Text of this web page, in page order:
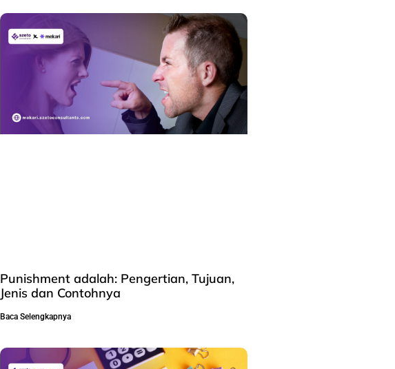
Punishment adalah: Pengertian, Tujuan,
Jenis dan Contohnya
Baca Selengkapnya